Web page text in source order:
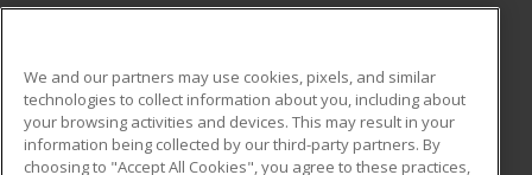
ADDITIONAL RESOURCES
Military
Student Blog
We and our partners may use cookies, pixels, and similar
technologies to collect information about you, including about
your browsing activities and devices. This may result in your
information being collected by our third-party partners. By
choosing to "Accept All Cookies", you agree to these practices,